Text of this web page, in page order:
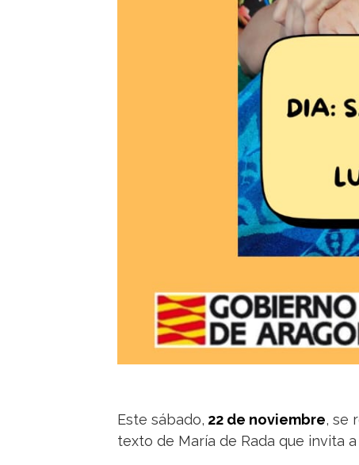
Este sábado, 22 de noviembre, se
texto de María de Rada que invita